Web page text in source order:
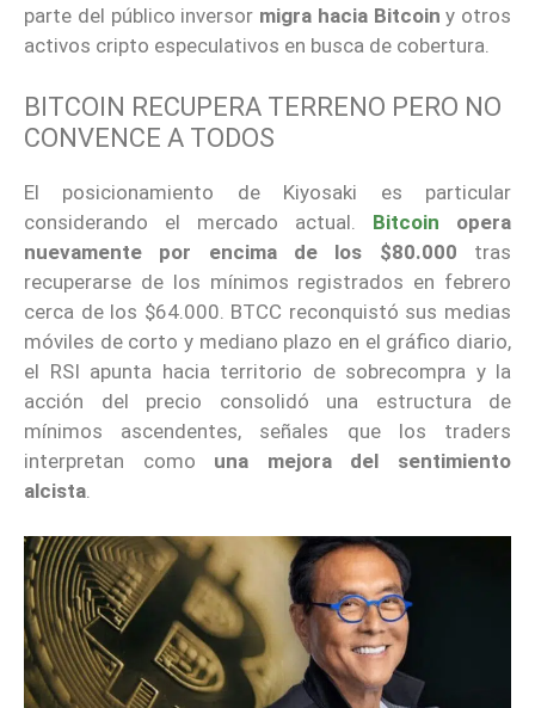
parte del público inversor migra hacia Bitcoin y otros
activos cripto especulativos en busca de cobertura.
BITCOIN RECUPERA TERRENO PERO NO
CONVENCE A TODOS
El posicionamiento de Kiyosaki es particular
considerando el mercado actual. Bitcoin opera
nuevamente por encima de los $80.000 tras
recuperarse de los mínimos registrados en febrero
cerca de los $64.000. BTCC reconquistó sus medias
móviles de corto y mediano plazo en el gráfico diario,
el RSI apunta hacia territorio de sobrecompra y la
acción del precio consolidó una estructura de
mínimos ascendentes, señales que los traders
interpretan como una mejora del sentimiento
alcista